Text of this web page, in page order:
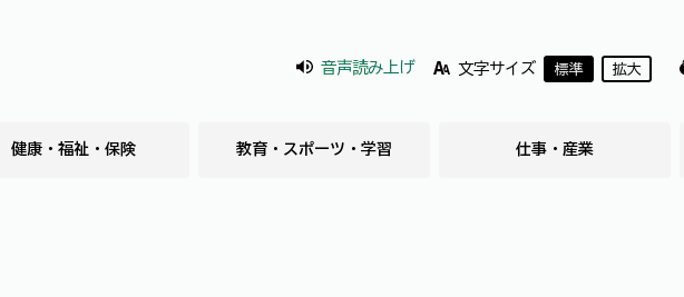
音声読み上げ 文字サイズ 標準 拡大
健康・福祉・保険 教育・スポーツ・学習 仕事・産業